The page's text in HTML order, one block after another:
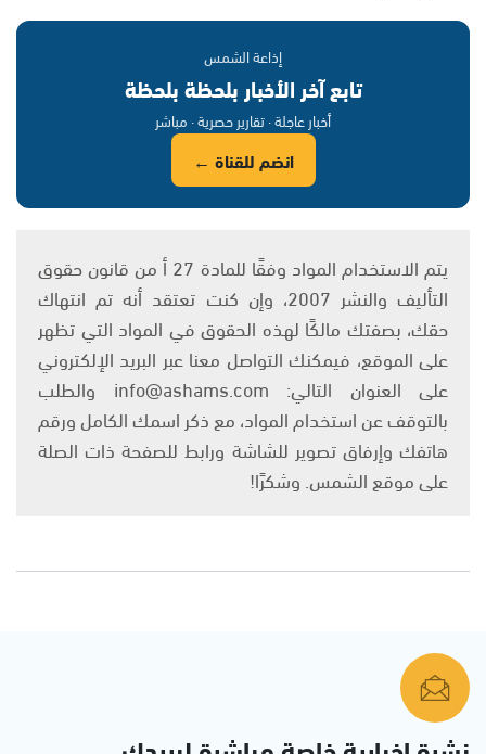
إذاعة الشمس
تابع آخر الأخبار بلحظة بلحظة
أخبار عاجلة · تقارير حصرية · مباشر
انضم للقناة ←
يتم الاستخدام المواد وفقًا للمادة 27 أ من قانون حقوق
التأليف والنشر 2007، وإن كنت تعتقد أنه تم انتهاك
حقك، بصفتك مالكًا لهذه الحقوق في المواد التي تظهر
على الموقع، فيمكنك التواصل معنا عبر البريد الإلكتروني
على العنوان التالي: info@ashams.com والطلب
بالتوقف عن استخدام المواد، مع ذكر اسمك الكامل ورقم
هاتفك وإرفاق تصوير للشاشة ورابط للصفحة ذات الصلة
على موقع الشمس. وشكرًا!